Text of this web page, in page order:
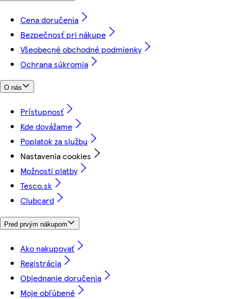
Cena doručenia
Bezpečnosť pri nákupe
Všeobecné obchodné podmienky
Ochrana súkromia
O nás
Prístupnosť
Kde dovážame
Poplatok za službu
Nastavenia cookies
Možnosti platby
Tesco.sk
Clubcard
Pred prvým nákupom
Ako nakupovať
Registrácia
Objednanie doručenia
Moje obľúbené